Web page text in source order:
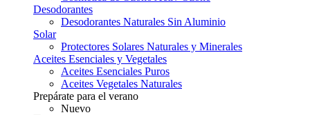
Desodorantes
Desodorantes Naturales Sin Aluminio
Solar
Protectores Solares Naturales y Minerales
Aceites Esenciales y Vegetales
Aceites Esenciales Puros
Aceites Vegetales Naturales
Prepárate para el verano
Nuevo